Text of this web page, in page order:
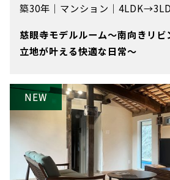
築30年 ｜ マンション ｜
慈眼寺モデルルーム～南向きリ
立地が叶える快適な日常～